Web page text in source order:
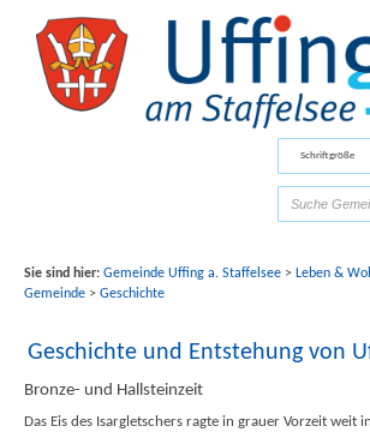
Schriftgröße
Bilder mit freundlicher Unterstützung von Fotograf
Sie sind hier: Gemeinde Uffing a. Staffelsee> Leben &
Gemeinde> Geschichte
Geschichte und Entstehung von
Bronze- und Hallsteinzeit
Das Eis des Isargletschers ragte in grauer Vorzeit weit